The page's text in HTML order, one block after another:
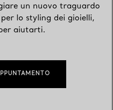
un nuovo traguardo
lo styling dei gioielli,
aiutarti.